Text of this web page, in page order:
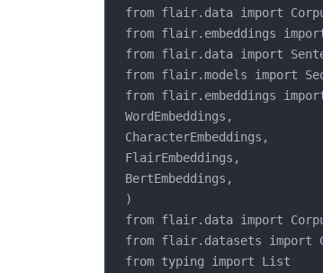
from flair.data import
from flair.embeddings import
from flair.data import
from flair.models import
from flair.embeddings
WordEmbeddings,
CharacterEmbeddings,
FlairEmbeddings,
BertEmbeddings,
)
from flair.data import
from flair.datasets import
from typing import List